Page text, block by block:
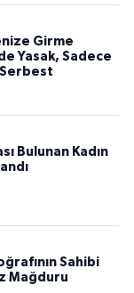
Girme
Yasak, Sadece
Bulunan Kadın
Sahibi
Mağduru